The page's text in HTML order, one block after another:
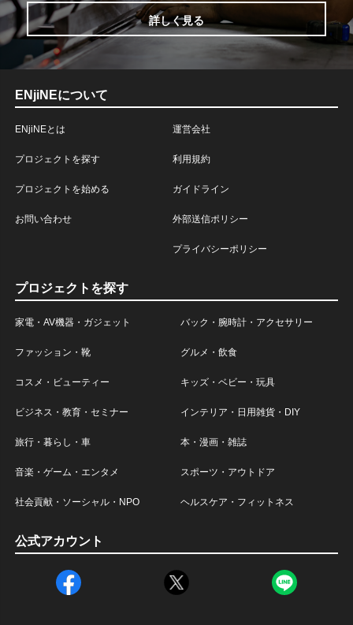
詳しく見る
ENjiNEについて
ENjiNEとは
プロジェクトを探す
プロジェクトを始める
お問い合わせ
運営会社
利用規約
ガイドライン
外部送信ポリシー
プライバシーポリシー
プロジェクトを探す
家電・AV機器・ガジェット バック・腕時計・アクセサリー
ファッション・靴 グルメ・飲食
コスメ・ビューティー キッズ・ベビー・玩具
ビジネス・教育・セミナー インテリア・日用雑貨・DIY
旅行・暮らし・車 本・漫画・雑誌
音楽・ゲーム・エンタメ スポーツ・アウトドア
社会貢献・ソーシャル・NPO ヘルスケア・フィットネス
公式アカウント